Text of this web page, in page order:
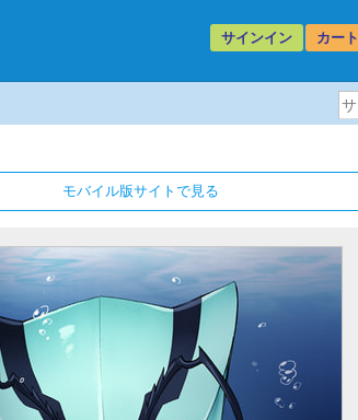
サインイン カート
モバイル版サイトで見る